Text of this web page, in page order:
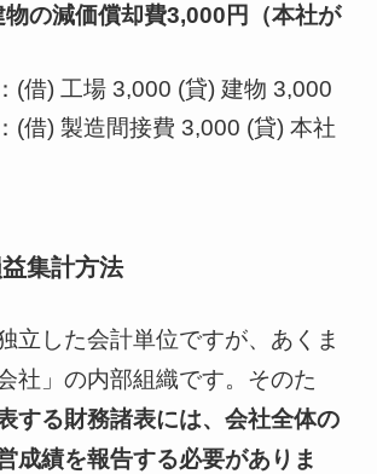
の減価償却費3,000円（本社が
(借) 工場 3,000 (貸) 建物 3,000
(借) 製造間接費 3,000 (貸) 本社
集計方法
立した会計単位ですが、あくま
社」の内部組織です。そのた
する財務諸表には、会社全体の
成績を報告する必要がありま